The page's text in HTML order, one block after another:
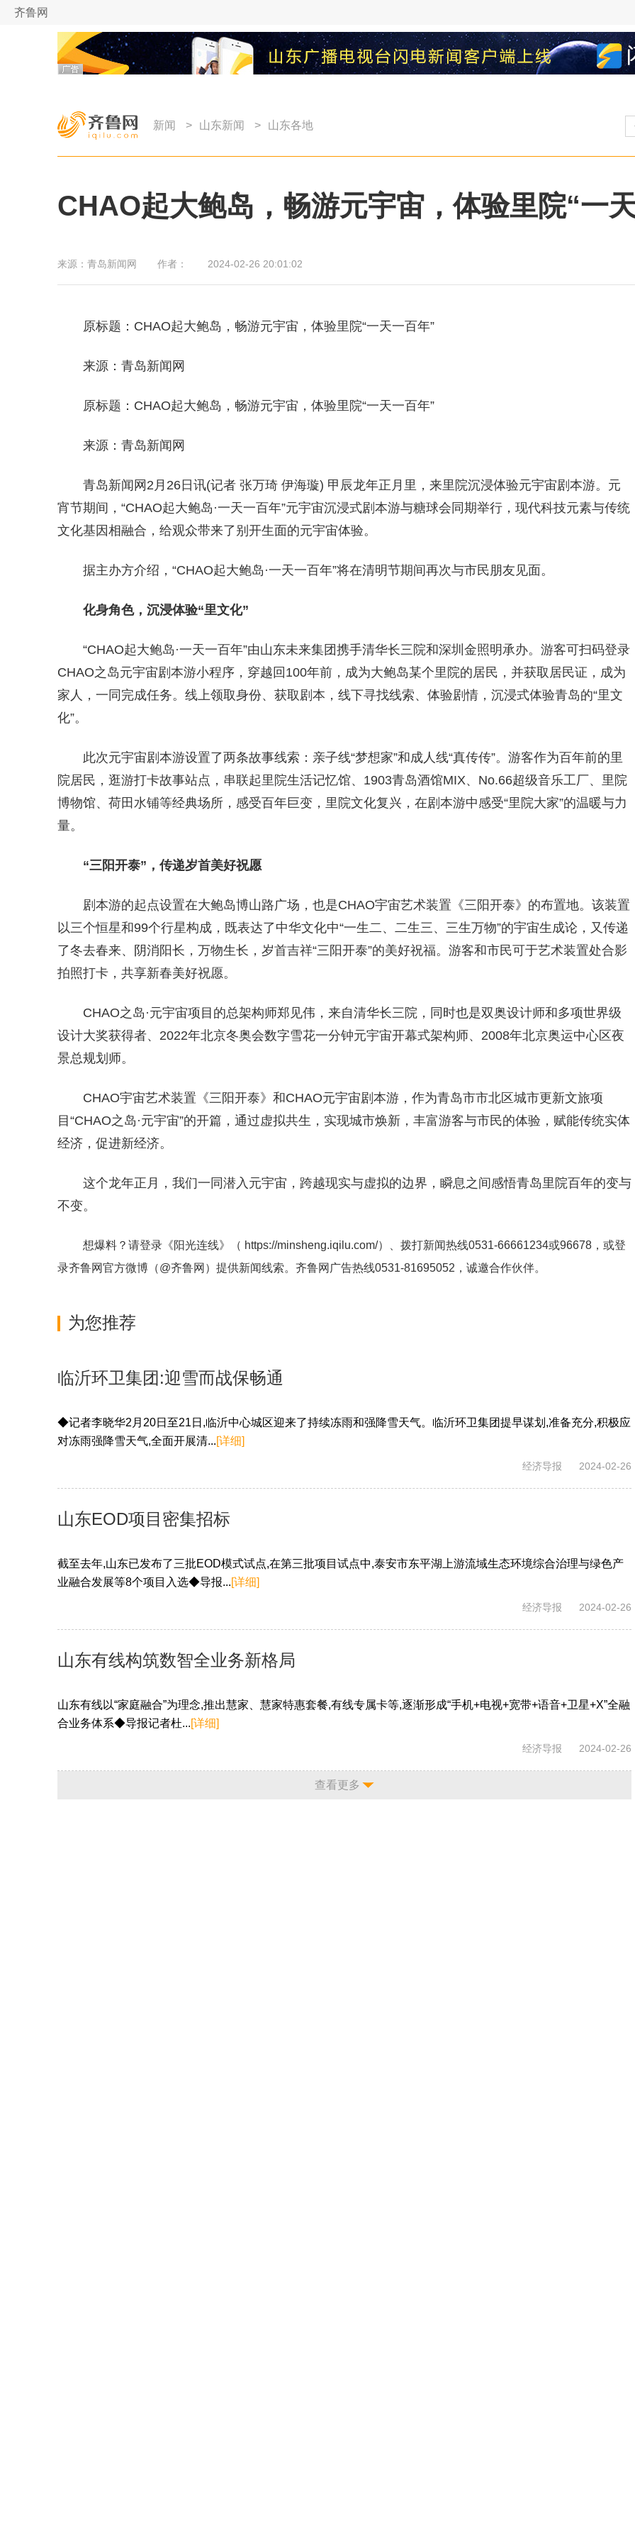
齐鲁网
新闻 > 山东新闻 > 山东各地
CHAO起大鲍岛，畅游元宇宙，体验里院“一
来源： 青岛新闻网 作者： 2024-02-26 20:01:02
原标题：CHAO起大鲍岛，畅游元宇宙，体验里院“一天一百年”
来源：青岛新闻网
原标题：CHAO起大鲍岛，畅游元宇宙，体验里院“一天一百年”
来源：青岛新闻网
青岛新闻网2月26日讯(记者 张万琦 伊海璇) 甲辰龙年正月里，来里院沉浸体验元宇宙剧本游。元
宵节期间，“CHAO起大鲍岛·一天一百年”元宇宙沉浸式剧本游与糖球会同期举行，现代科技元素与传统
文化基因相融合，给观众带来了别开生面的元宇宙体验。
据主办方介绍，“CHAO起大鲍岛·一天一百年”将在清明节期间再次与市民朋友见面。
化身角色，沉浸体验“里文化”
“CHAO起大鲍岛·一天一百年”由山东未来集团携手清华长三院和深圳金照明承办。游客可扫码登录
CHAO之岛元宇宙剧本游小程序，穿越回100年前，成为大鲍岛某个里院的居民，并获取居民证，成为
家人，一同完成任务。线上领取身份、获取剧本，线下寻找线索、体验剧情，沉浸式体验青岛的“里文
化”。
此次元宇宙剧本游设置了两条故事线索：亲子线“梦想家”和成人线“真传传”。游客作为百年前的里
院居民，逛游打卡故事站点，串联起里院生活记忆馆、1903青岛酒馆MIX、No.66超级音乐工厂、里院
博物馆、荷田水铺等经典场所，感受百年巨变，里院文化复兴，在剧本游中感受“里院大家”的温暖与力
量。
“三阳开泰”，传递岁首美好祝愿
剧本游的起点设置在大鲍岛博山路广场，也是CHAO宇宙艺术装置《三阳开泰》的布置地。该装置
以三个恒星和99个行星构成，既表达了中华文化中“一生二、二生三、三生万物”的宇宙生成论，又传递
了冬去春来、阴消阳长，万物生长，岁首吉祥“三阳开泰”的美好祝福。游客和市民可于艺术装置处合影
拍照打卡，共享新春美好祝愿。
CHAO之岛·元宇宙项目的总架构师郑见伟，来自清华长三院，同时也是双奥设计师和多项世界级
设计大奖获得者、2022年北京冬奥会数字雪花一分钟元宇宙开幕式架构师、2008年北京奥运中心区夜
景总规划师。
CHAO宇宙艺术装置《三阳开泰》和CHAO元宇宙剧本游，作为青岛市市北区城市更新文旅项
目“CHAO之岛·元宇宙”的开篇，通过虚拟共生，实现城市焕新，丰富游客与市民的体验，赋能传统实体
经济，促进新经济。
这个龙年正月，我们一同潜入元宇宙，跨越现实与虚拟的边界，瞬息之间感悟青岛里院百年的变与
不变。
想爆料？请登录《阳光连线》（ https://minsheng.iqilu.com/）、拨打新闻热线0531-66661234或96678，或登
录齐鲁网官方微博（@齐鲁网 ）提供新闻线索。齐鲁网广告热线0531-81695052 ，诚邀合作伙伴。
为您推荐
临沂环卫集团:迎雪而战保畅通
◆记者李晓华2月20日至21日,临沂中心城区迎来了持续冻雨和强降雪天气。临沂环卫集团提早谋划,准备充分,积极应
对冻雨强降雪天气,全面开展清...[详细]
经济导报 2024-02-26
山东EOD项目密集招标
截至去年,山东已发布了三批EOD模式试点,在第三批项目试点中,泰安市东平湖上游流域生态环境综合治理与绿色产
业融合发展等8个项目入选◆导报...[详细]
经济导报 2024-02-26
山东有线构筑数智全业务新格局
山东有线以“家庭融合”为理念,推出慧家、慧家特惠套餐,有线专属卡等,逐渐形成“手机+电视+宽带+语音+卫星+X”全融
合业务体系◆导报记者杜...[详细]
经济导报 2024-02-26
查看更多